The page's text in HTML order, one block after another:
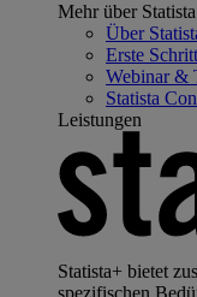
Mehr über Statista
Über
Erste
Webinar &
Statista
Leistungen
Statista+ bietet
spezifischen